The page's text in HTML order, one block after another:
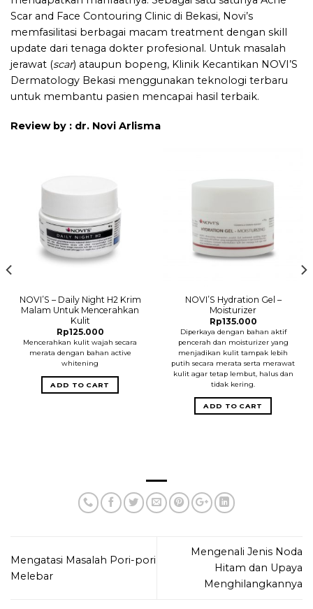
Scar and Face Contouring Clinic di Bekasi, Novi’s
memfasilitasi berbagai macam treatment dengan skill
update dari tenaga dokter profesional. Untuk masalah
jerawat (scar) ataupun bopeng, Klinik Kecantikan NOVI’S
Dermatology Bekasi menggunakan teknologi terbaru
untuk membantu pasien mencapai hasil terbaik.
Review by : dr. Novi Arlisma
NOVI’S – Daily Night H2 Krim
Malam Untuk Mencerahkan
Kulit
Rp125.000
Mencerahkan kulit wajah secara
merata dengan bahan active
whitening
ADD TO CART
NOVI’S Hydration Gel –
Moisturizer
Rp135.000
Diperkaya dengan bahan aktif
pencerah dan moisturizer yang
menjadikan kulit tampak lebih
putih secara merata serta merawat
kulit agar tetap lembut, halus dan
tidak kering.
ADD TO CART
Mengatasi Masalah Pori-pori
Melebar
Mengenali Jenis Noda
Hitam dan Upaya
Menghilangkannya